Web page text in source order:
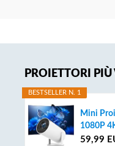
Sidebar
PROIETTORI
BESTSELLER N. 1
Mini
1080P
59,99